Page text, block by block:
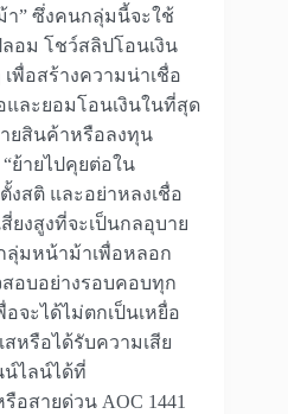
” ซึ่งคนกลุ่มนี้จะใช้
อม โชว์สลิปโอนเงิน
พื่อสร้างความน่าเชื่อ
และยอมโอนเงินในที่สุด
ยสินค้าหรือลงทุน
ย้ายไปคุยต่อใน
สติ และอย่าหลงเชื่อ
ยงสูงที่จะเป็นกลอุบาย
ลุ่มหน้าม้าเพื่อหลอก
อบอย่างรอบคอบทุก
จะได้ไม่ตกเป็นเหยื่อ
หรือได้รับความเสีย
น์ไลน์ได้ที่
รือสายด่วน AOC 1441